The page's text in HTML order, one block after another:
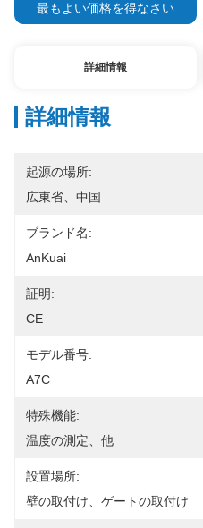
最もよい価格を得なさい
詳細情報
詳細情報
起源の場所:
広東省、中国
ブランド名:
AnKuai
証明:
CE
モデル番号:
A7C
特殊機能:
温度の測定、他
設置場所:
壁の取付け、ゲートの取付け